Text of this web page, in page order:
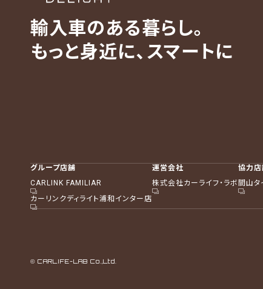
輸入車のある暮らし。
もっと身近に、スマートに
グループ店舗
CARLINK FAMILIAR
カーリンクディライト浦和インター店
運営会社
株式会社カーライフ・ラボ
協力
間山タ
© CARLIFE-LAB Co.,Ltd.